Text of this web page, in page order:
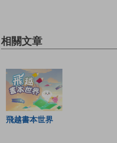
相關文章
飛越書本世界